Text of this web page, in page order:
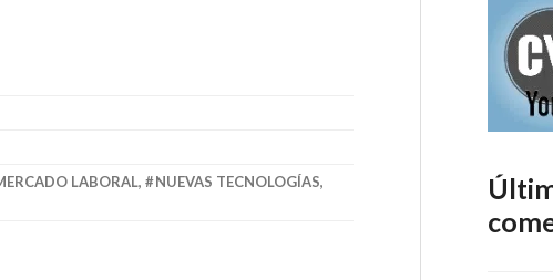
LABORAL, NUEVAS TECNOLOGÍAS,